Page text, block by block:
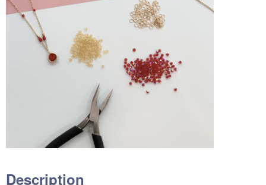
Description